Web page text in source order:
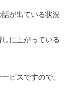
が出ている状況
に上がっている
ビスですので、